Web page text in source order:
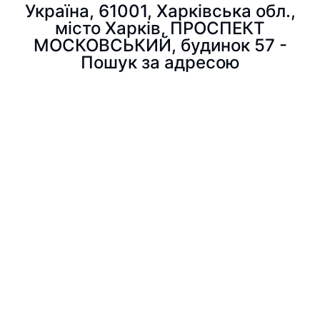
Україна, 61001, Харківська обл.,
місто Харків, ПРОСПЕКТ
МОСКОВСЬКИЙ, будинок 57 -
Пошук за адресою